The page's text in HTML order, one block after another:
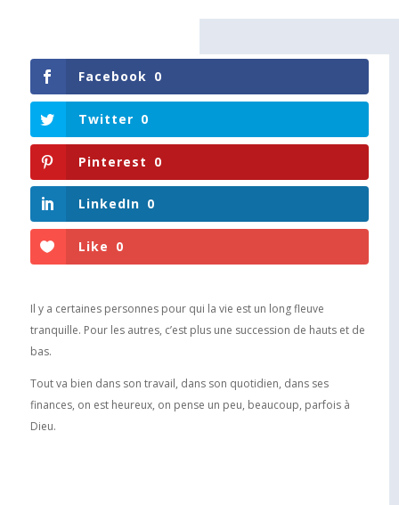
Facebook 0
Twitter 0
Pinterest 0
LinkedIn 0
Like 0
Il y a certaines personnes pour qui la vie est un long fleuve
tranquille. Pour les autres, c’est plus une succession de hauts et de
bas.
Tout va bien dans son travail, dans son quotidien, dans ses
finances, on est heureux, on pense un peu, beaucoup, parfois à
Dieu.